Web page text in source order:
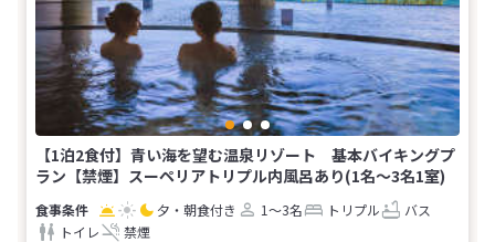
【1泊2食付】青い海を望む温泉リゾート 基本バイキングプ
ラン【禁煙】スーペリアトリプル内風呂あり(1名～3名1室)
夕・朝食付き 1～3名 トリプル
バス
トイレ
禁煙